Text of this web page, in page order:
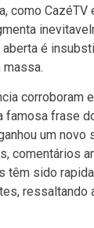
como CazéTV
é
corroboram
famosa frase
um novo
comentários
têm sido
ressaltando